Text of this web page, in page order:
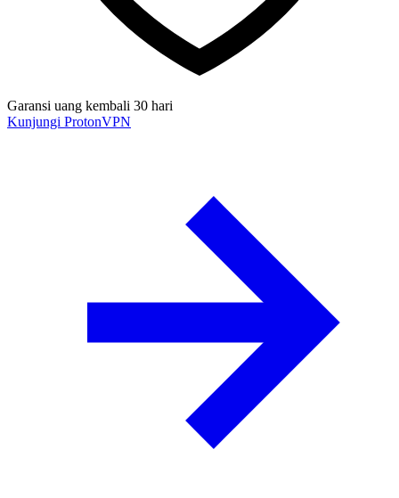
Garansi uang kembali 30 hari
Kunjungi ProtonVPN